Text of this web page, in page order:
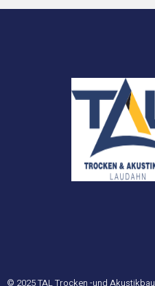
© 2025 TAL Trocken -und